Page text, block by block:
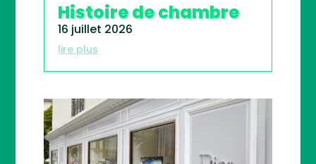
Histoire de chambre
16 juillet 2026
lire plus